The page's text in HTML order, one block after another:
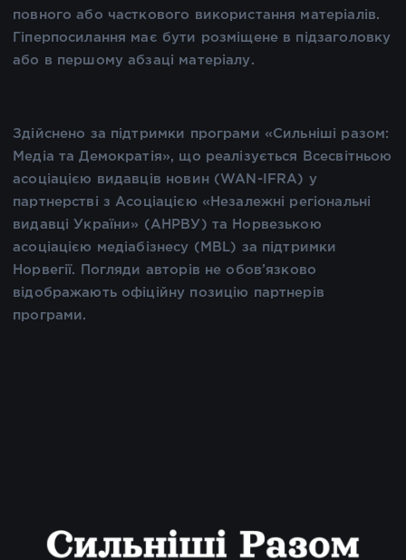
повного або часткового використання матеріалів.
Гіперпосилання має бути розміщене в підзаголовку
або в першому абзаці матеріалу.
Здійснено за підтримки програми «Сильніші разом:
Медіа та Демократія», що реалізується Всесвітньою
асоціацією видавців новин (WAN-IFRA) у
партнерстві з Асоціацією «Незалежні регіональні
видавці України» (АНРВУ) та Норвезькою
асоціацією медіабізнесу (MBL) за підтримки
Норвегії. Погляди авторів не обов’язково
відображають офіційну позицію партнерів
програми.